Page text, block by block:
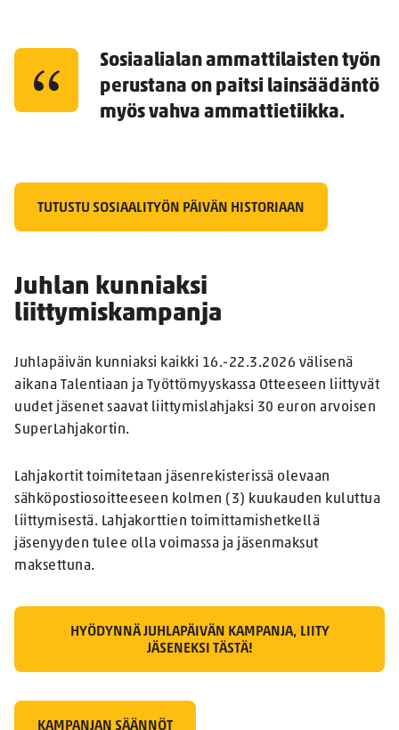
Sosiaalialan ammattilaisten työn
perustana on paitsi lainsäädäntö
myös vahva ammattietiikka.
TUTUSTU SOSIAALITYÖN PÄIVÄN HISTORIAAN
Juhlan kunniaksi
liittymiskampanja
Juhlapäivän kunniaksi kaikki 16.-22.3.2026 välisenä
aikana Talentiaan ja Työttömyyskassa Otteeseen liittyvät
uudet jäsenet saavat liittymislahjaksi 30 euron arvoisen
SuperLahjakortin.
Lahjakortit toimitetaan jäsenrekisterissä olevaan
sähköpostiosoitteeseen kolmen (3) kuukauden kuluttua
liittymisestä. Lahjakorttien toimittamishetkellä
jäsenyyden tulee olla voimassa ja jäsenmaksut
maksettuna.
HYÖDYNNÄ JUHLAPÄIVÄN KAMPANJA, LIITY
JÄSENEKSI TÄSTÄ!
KAMPANJAN SÄÄNNÖT